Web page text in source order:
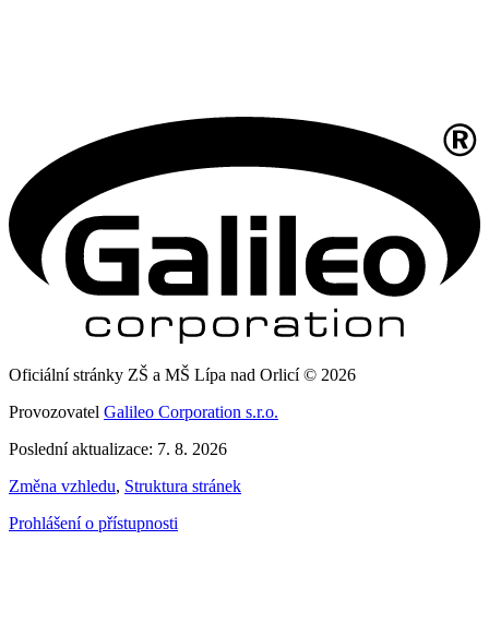
Oficiální stránky ZŠ a MŠ Lípa nad Orlicí © 2026
Provozovatel Galileo Corporation s.r.o.
Poslední aktualizace: 7. 8. 2026
Změna vzhledu, Struktura stránek
Prohlášení o přístupnosti